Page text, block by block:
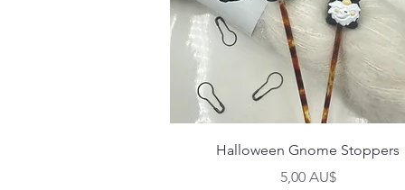
Hurtigvisning
Halloween Gnome Stoppers
Pris
5,00 AU$